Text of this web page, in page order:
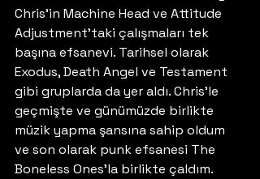
Chris’in Machine Head ve Attitude
Adjustment’taki çalışmaları tek
başına efsanevi. Tarihsel olarak
Exodus, Death Angel ve Testament
gibi gruplarda da yer aldı. Chris’le
geçmişte ve günümüzde birlikte
müzik yapma şansına sahip oldum
ve son olarak punk efsanesi The
Boneless Ones’la birlikte çaldım.